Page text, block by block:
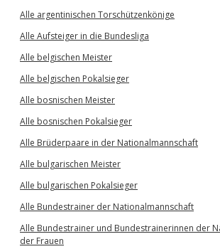
Alle argentinischen Torschützenkönige
Alle Aufsteiger in die Bundesliga
Alle belgischen Meister
Alle belgischen Pokalsieger
Alle bosnischen Meister
Alle bosnischen Pokalsieger
Alle Brüderpaare in der Nationalmannschaft
Alle bulgarischen Meister
Alle bulgarischen Pokalsieger
Alle Bundestrainer der Nationalmannschaft
Alle Bundestrainer und Bundestrainerinnen der
der Frauen